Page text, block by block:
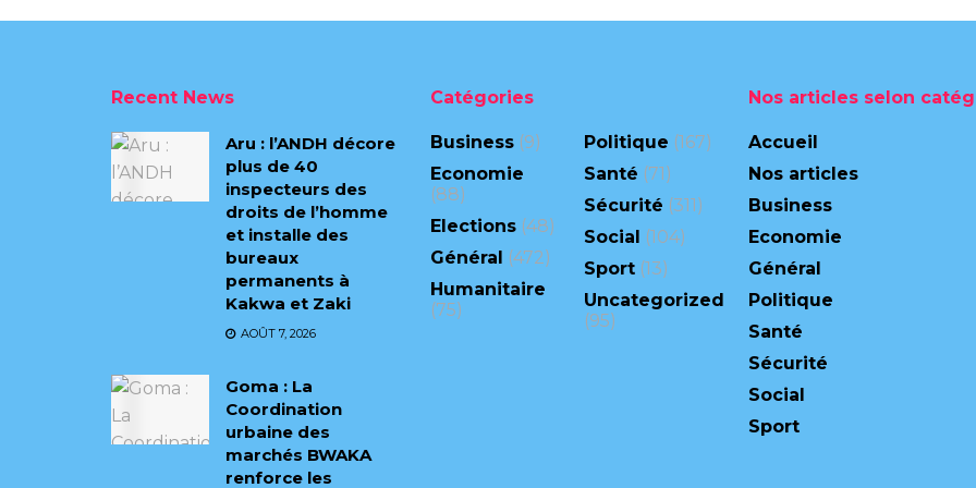
Recent News
Aru : l’ANDH décore
plus de 40
inspecteurs des
droits de l’homme
et installe des
bureaux
permanents à
Kakwa et Zaki
AOÛT 7, 2026
Goma : La
Coordination
urbaine des
marchés BWAKA
renforce les
Catégories
Business(9)
Economie
(88)
Elections(48)
Général (472)
Humanitaire
(75)
Politique (167)
Santé (71)
Sécurité (311)
Social (104)
Sport(13)
Uncategorized
(95)
Nos articles selon
Accueil
Nos articles
Business
Economie
Général
Politique
Santé
Sécurité
Social
Sport